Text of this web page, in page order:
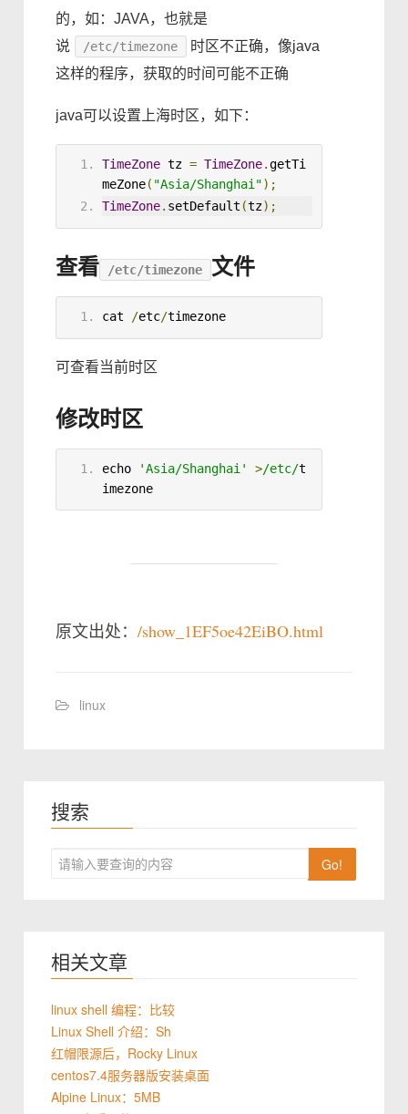
的，如：JAVA，也就是
说
/etc/timezone
时区不正确，像java
这样的程序，获取的时间可能不正确
java可以设置上海时区，如下：
TimeZone tz = TimeZone.getTi
meZone( "Asia/Shanghai");
TimeZone. setDefault (tz);
查看 /etc/timezone 文件
cat /etc/timezone
可查看当前时区
修改时区
echo 'Asia/Shanghai' >/etc/t
imezone
原文出处：/show_1EF5oe42EiBO.html
linux
搜索
Go!
相关文章
linux shell 编程：比较
Linux Shell 介绍：Sh
红帽限源后，Rocky Linux
centos7.4服务器版安装桌面
Alpine Linux：5MB